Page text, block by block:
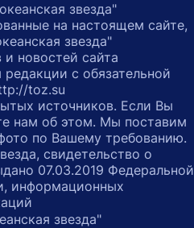
звезда"
на настоящем сайте,
звезда"
новостей сайта
с обязательной
toz.su
источников. Если Вы
нам об этом. Мы поставим
по Вашему требованию.
свидетельство о
07.03.2019 Федеральной
информационных
звезда"